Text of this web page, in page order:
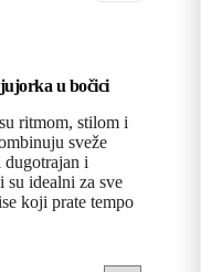
u bočici
ritmom, stilom i
sveže
dugotrajan i
idealni za sve
koji prate tempo